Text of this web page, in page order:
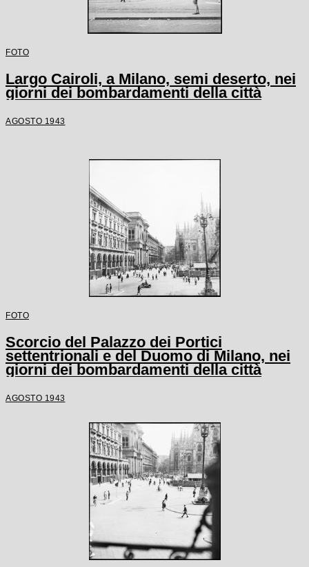
FOTO
Largo Cairoli, a Milano, semi deserto, nei
giorni dei bombardamenti della città
AGOSTO 1943
FOTO
Scorcio del Palazzo dei Portici
settentrionali e del Duomo di Milano, nei
giorni dei bombardamenti della città
AGOSTO 1943